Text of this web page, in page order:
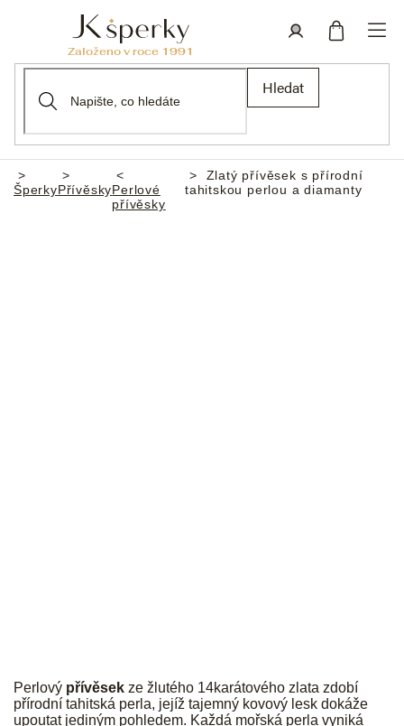
Hledat
Domů
ŠperkyPřívěskyPerlové
přívěsky
Zlatý přívěsek s přírodní
tahitskou perlou a diamanty
Perlový přívěsek ze žlutého 14karátového zlata zdobí
přírodní tahitská perla, jejíž tajemný kovový lesk dokáže
upoutat jediným pohledem. Každá mořská perla vyniká